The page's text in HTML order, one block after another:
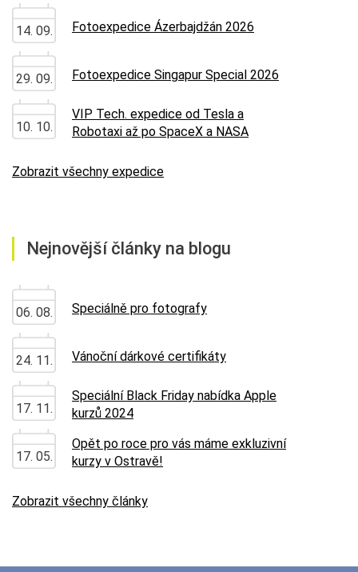
14. 09. Fotoexpedice Ázerbajdžán 2026
29. 09. Fotoexpedice Singapur Special 2026
10. 10.
VIP Tech. expedice od Tesla a
Robotaxi až po SpaceX a NASA
Zobrazit všechny expedice
Nejnovější články na blogu
06. 08. Speciálně pro fotografy
24. 11. Vánoční dárkové certifikáty
17. 11.
Speciální Black Friday nabídka Apple
kurzů 2024
17. 05.
Opět po roce pro vás máme exkluzivní
kurzy v Ostravě!
Zobrazit všechny články